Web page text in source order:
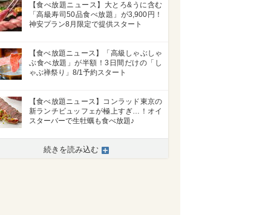
【食べ放題ニュース】大とろ&うに含む
「高級寿司50品食べ放題」が3,900円！
神安プラン8月限定で提供スタート
【食べ放題ニュース】「高級しゃぶしゃ
ぶ食べ放題」が半額！3日間だけの「し
ゃぶ禅祭り」8/1予約スタート
【食べ放題ニュース】コンラッド東京の
新ランチビュッフェが極上すぎ…！オイ
スターバーで生牡蠣も食べ放題♪
続きを読み込む